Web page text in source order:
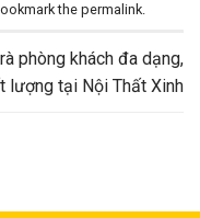
the permalink.
phòng khách đa dạng,
lượng tại Nội Thất Xinh